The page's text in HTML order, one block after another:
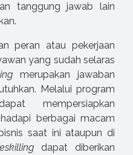
tanggung jawab lain
peran atau pekerjaan
yang sudah selaras
merupakan jawaban
Melalui program
mempersiapkan
berbagai macam
saat ini ataupun di
dapat diberikan